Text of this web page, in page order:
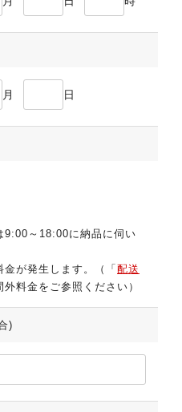
月 日
～18:00に納品に伺い
が発生します。（「 配送
外料金をご参照ください）
)